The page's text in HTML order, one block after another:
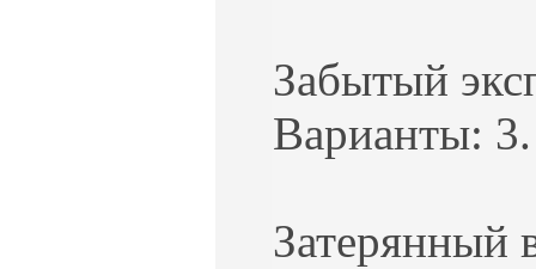
Забытый
Варианты: 3.
Затерянный